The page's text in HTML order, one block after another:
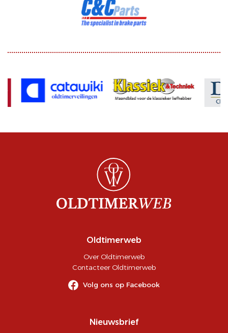
Oldtimerweb
Over Oldtimerweb
Contacteer Oldtimerweb
Volg ons op Facebook
Nieuwsbrief